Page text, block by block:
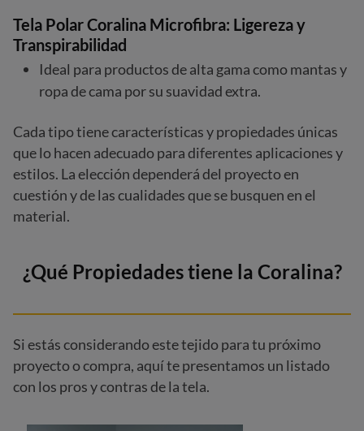
Tela Polar Coralina Microfibra: Ligereza y
Transpirabilidad
Ideal para productos de alta gama como mantas y
ropa de cama por su suavidad extra.
Cada tipo tiene características y propiedades únicas
que lo hacen adecuado para diferentes aplicaciones y
estilos. La elección dependerá del proyecto en
cuestión y de las cualidades que se busquen en el
material.
¿Qué Propiedades tiene la Coralina?
Si estás considerando este tejido para tu próximo
proyecto o compra, aquí te presentamos un listado
con los pros y contras de la tela.